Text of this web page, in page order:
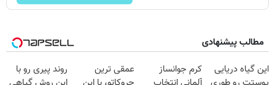
مطالب پیشنهادی
این گیاه دریایی
کرم جوانساز
عمقی ترین
روند پیری رو با